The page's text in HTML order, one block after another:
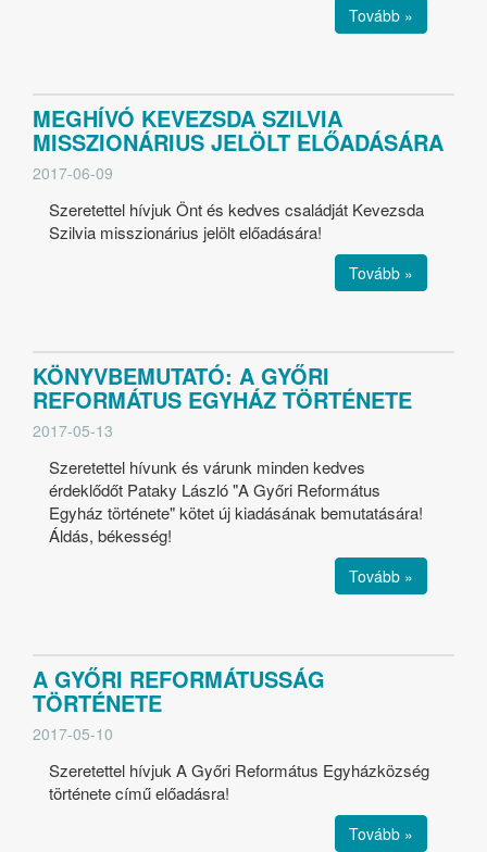
Tovább »
MEGHÍVÓ KEVEZSDA SZILVIA
MISSZIONÁRIUS JELÖLT ELŐADÁSÁRA
2017-06-09
Szeretettel hívjuk Önt és kedves családját Kevezsda
Szilvia misszionárius jelölt előadására!
Tovább »
KÖNYVBEMUTATÓ: A GYŐRI
REFORMÁTUS EGYHÁZ TÖRTÉNETE
2017-05-13
Szeretettel hívunk és várunk minden kedves
érdeklődőt Pataky László "A Győri Református
Egyház története" kötet új kiadásának bemutatására!
Áldás, békesség!
Tovább »
A GYŐRI REFORMÁTUSSÁG
TÖRTÉNETE
2017-05-10
Szeretettel hívjuk A Győri Református Egyházközség
története című előadásra!
Tovább »